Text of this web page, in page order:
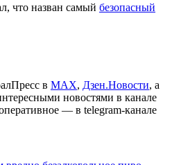
что назван самый безопасный
в МАХ, Дзен.Новости, а
новостями в канале
— в telegram-канале